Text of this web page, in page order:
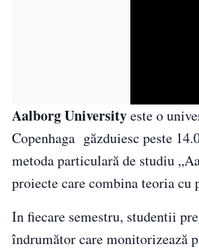
Aalborg Universityeste o
Copenhaga găzduiesc peste
metoda particulară de studiu
proiecte care combina teoria cu
In fiecare semestru, studentii
îndrumător care monitorizează